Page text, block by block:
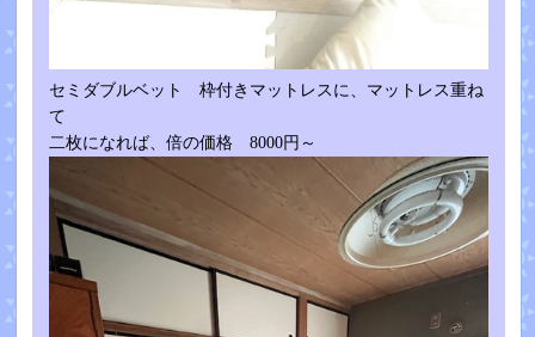
セミダブルベット 枠付きマットレスに、マットレス重ね
て
二枚になれば、倍の価格 8000円～